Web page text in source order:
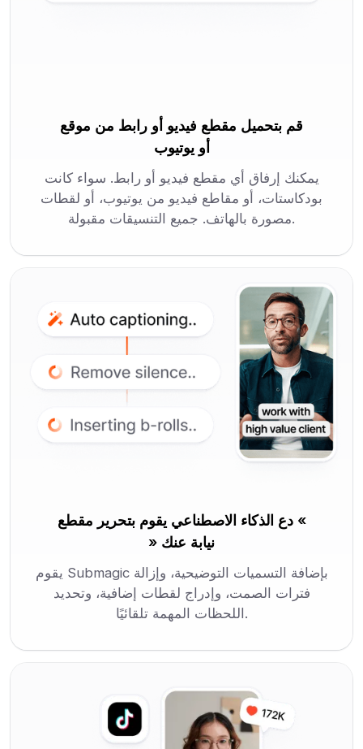
قم بتحميل مقطع فيديو أو رابط من موقع
أو يوتيوب
يمكنك إرفاق أي مقطع فيديو أو رابط. سواء كانت
بودكاستات، أو مقاطع فيديو من يوتيوب، أو لقطات
مصورة بالهاتف. جميع التنسيقات مقبولة.
دع الذكاء الاصطناعي يقوم بتحرير مقطع «
» نيابة عنك
يقوم Submagic بإضافة التسميات التوضيحية، وإزالة
فترات الصمت، وإدراج لقطات إضافية، وتحديد
اللحظات المهمة تلقائيًا.